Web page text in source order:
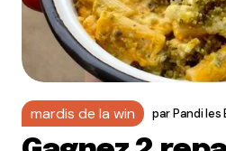
mardis de la win parPandi les